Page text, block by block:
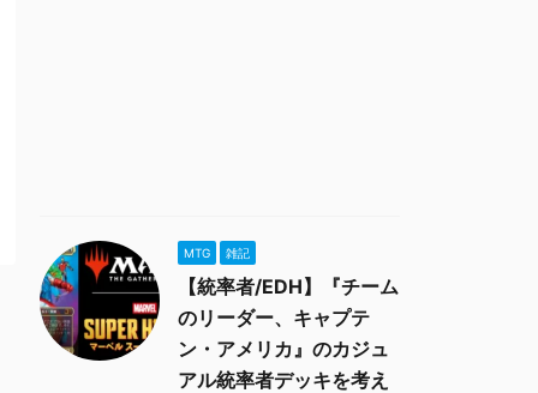
MTG 雑記
【統率者/EDH】『チーム
のリーダー、キャプテ
ン・アメリカ』のカジュ
アル統率者デッキを考え